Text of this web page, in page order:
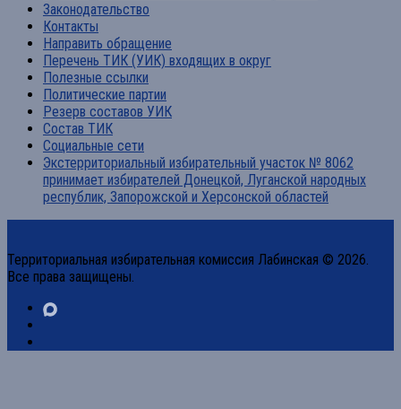
Законодательство
Контакты
Направить обращение
Перечень ТИК (УИК) входящих в округ
Полезные ссылки
Политические партии
Резерв составов УИК
Состав ТИК
Социальные сети
Экстерриториальный избирательный участок № 8062
принимает избирателей Донецкой, Луганской народных
республик, Запорожской и Херсонской областей
Территориальная избирательная комиссия Лабинская © 2026.
Все права защищены.